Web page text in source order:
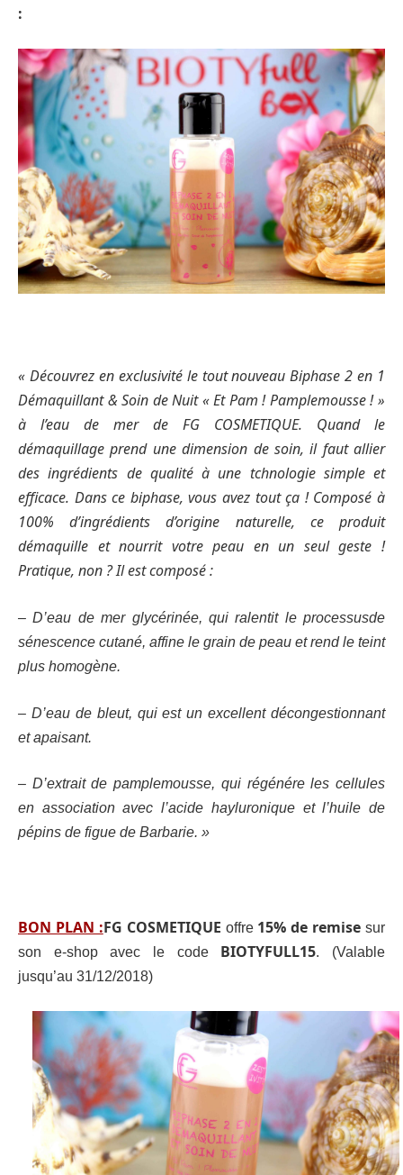
:
« Découvrez en exclusivité le tout nouveau Biphase 2 en 1
Démaquillant & Soin de Nuit « Et Pam ! Pamplemousse ! »
à l’eau de mer de FG COSMETIQUE. Quand le
démaquillage prend une dimension de soin, il faut allier
des ingrédients de qualité à une tchnologie simple et
efficace. Dans ce biphase, vous avez tout ça ! Composé à
100% d’ingrédients d’origine naturelle, ce produit
démaquille et nourrit votre peau en un seul geste !
Pratique, non ? Il est composé :
– D’eau de mer glycérinée, qui ralentit le processusde
sénescence cutané, affine le grain de peau et rend le teint
plus homogène.
– D’eau de bleut, qui est un excellent décongestionnant
et apaisant.
– D’extrait de pamplemousse, qui régénére les cellules
en association avec l’acide hayluronique et l’huile de
pépins de figue de Barbarie. »
BON PLAN :FG COSMETIQUE offre 15% de remise sur
son e-shop avec le code BIOTYFULL15. (Valable
jusqu’au 31/12/2018)